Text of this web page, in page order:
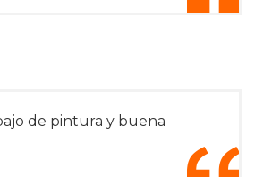
de pintura y buena